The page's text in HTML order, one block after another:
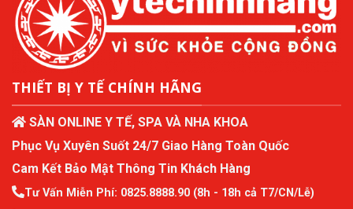
THIẾT BỊ Y TẾ CHÍNH HÃNG
SÀN ONLINE Y TẾ, SPA VÀ NHA KHOA
Phục Vụ Xuyên Suốt 24/7 Giao Hàng Toàn Quốc
Cam Kết Bảo Mật Thông Tin Khách Hàng
Tư Vấn Miễn Phí: 0825.8888.90 (8h - 18h cả T7/CN/Lễ)